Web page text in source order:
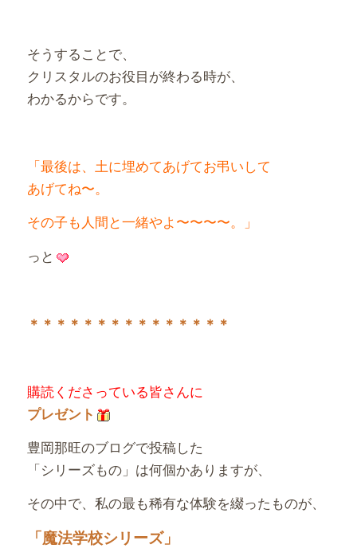
そうすることで、
クリスタルのお役目が終わる時が、
わかるからです。
「最後は、土に埋めてあげてお弔いして
あげてね〜。
その子も人間と一緒やよ〜〜〜〜。」
っと
＊＊＊＊＊＊＊＊＊＊＊＊＊＊＊
購読くださっている皆さんに
プレゼント
豊岡那旺のブログで投稿した
「シリーズもの」は何個かありますが、
その中で、私の最も稀有な体験を綴ったものが、
「魔法学校シリーズ」